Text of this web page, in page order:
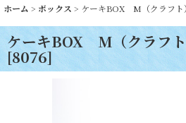
ホーム > ボックス > ケーキBOX M（クラフト
ケーキBOX M（クラフ
[8076]